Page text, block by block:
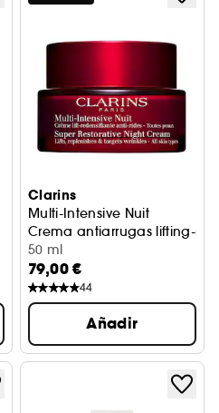
5 minutos
Clarins
Multi-Intensive Nuit
Crema antiarrugas lifting-
50 ml
79,00 €
44
Añadir